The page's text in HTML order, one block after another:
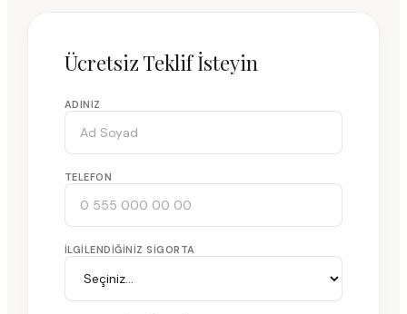
Ücretsiz Teklif İsteyin
ADINIZ
TELEFON
İLGILENDIĞINIZ SIGORTA